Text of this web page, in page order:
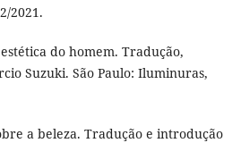
2021.
do homem. Tradução,
Suzuki. São Paulo: Iluminuras,
a beleza. Tradução e introdução